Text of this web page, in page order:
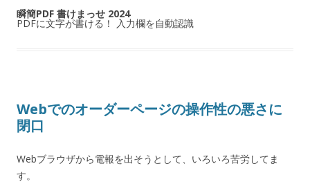
瞬簡PDF 書けまっせ 2024
PDFに文字が書ける！ 入力欄を自動認識
Webでのオーダーページの操作性の悪さに
閉口
Webブラウザから電報を出そうとして、いろいろ苦労してま
す。